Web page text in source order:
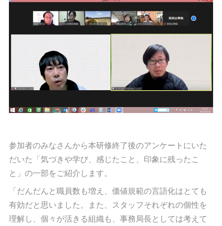
参加者のみなさんから本研修終了後のアンケートにいた
だいた「気づきや学び、感じたこと、印象に残ったこ
と」の一部をご紹介します。
「だんだんと職員数も増え、価値規範の言語化はとても
有効だと思いました。また、スタッフそれぞれの個性を
理解し、個々が活きる組織も、事務局長としては考えて